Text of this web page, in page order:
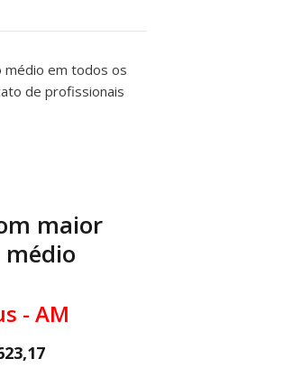
médio em todos os
de profissionais
maior
- AM